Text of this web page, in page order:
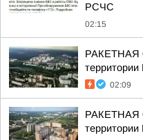
РСЧС
02:15
РАКЕТНАЯ
территории
02:09
РАКЕТНАЯ
территории